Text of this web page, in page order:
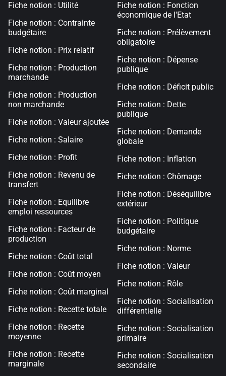
Fiche notion : Utilité
Fiche notion : Contrainte
budgétaire
Fiche notion : Prix relatif
Fiche notion : Production
marchande
Fiche notion : Production
non marchande
Fiche notion : Valeur ajoutée
Fiche notion : Salaire
Fiche notion : Profit
Fiche notion : Revenu de
transfert
Fiche notion : Equilibre
emploi ressources
Fiche notion : Facteur de
production
Fiche notion : Coût total
Fiche notion : Coût moyen
Fiche notion : Coût marginal
Fiche notion : Recette totale
Fiche notion : Recette
moyenne
Fiche notion : Recette
marginale
Fiche notion : Fonction
économique de l'Etat
Fiche notion : Prélèvement
obligatoire
Fiche notion : Dépense
publique
Fiche notion : Déficit public
Fiche notion : Dette
publique
Fiche notion : Demande
globale
Fiche notion : Inflation
Fiche notion : Chômage
Fiche notion : Déséquilibre
extérieur
Fiche notion : Politique
budgétaire
Fiche notion : Norme
Fiche notion : Valeur
Fiche notion : Rôle
Fiche notion : Socialisation
différentielle
Fiche notion : Socialisation
primaire
Fiche notion : Socialisation
secondaire